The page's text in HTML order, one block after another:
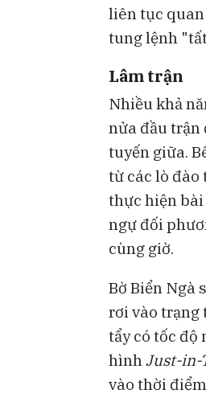
liên tục
tung lệnh
Lâm trận
Nhiều khả
nửa đầu trận
tuyến giữa.
từ các lò đào
thực hiện bài
ngự đối
cùng giờ.
Bờ Biển Ngà
rơi vào trạng
tẩy có tốc độ
hình Just-in-
vào thời